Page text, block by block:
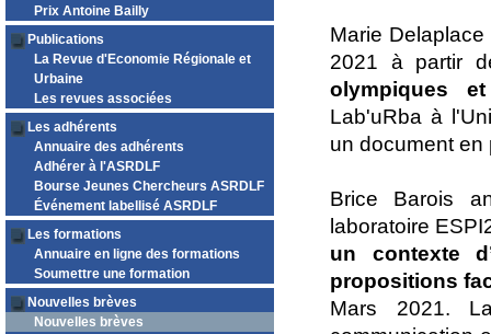
Prix Antoine Bailly
Publications
La Revue d'Economie Régionale et
Urbaine
Les revues associées
Les adhérents
Annuaire des adhérents
Adhérer à l'ASRDLF
Bourse Jeunes Chercheurs ASRDLF
Événement labellisé ASRDLF
Les formations
Annuaire en ligne des formations
Soumettre une formation
Nouvelles brèves
Nouvelles brèves
Marie
2021 à partir
olympiques
Lab'uRba à
un document en
Brice Barois
laboratoire
un contexte
propositions
Mars 2021.